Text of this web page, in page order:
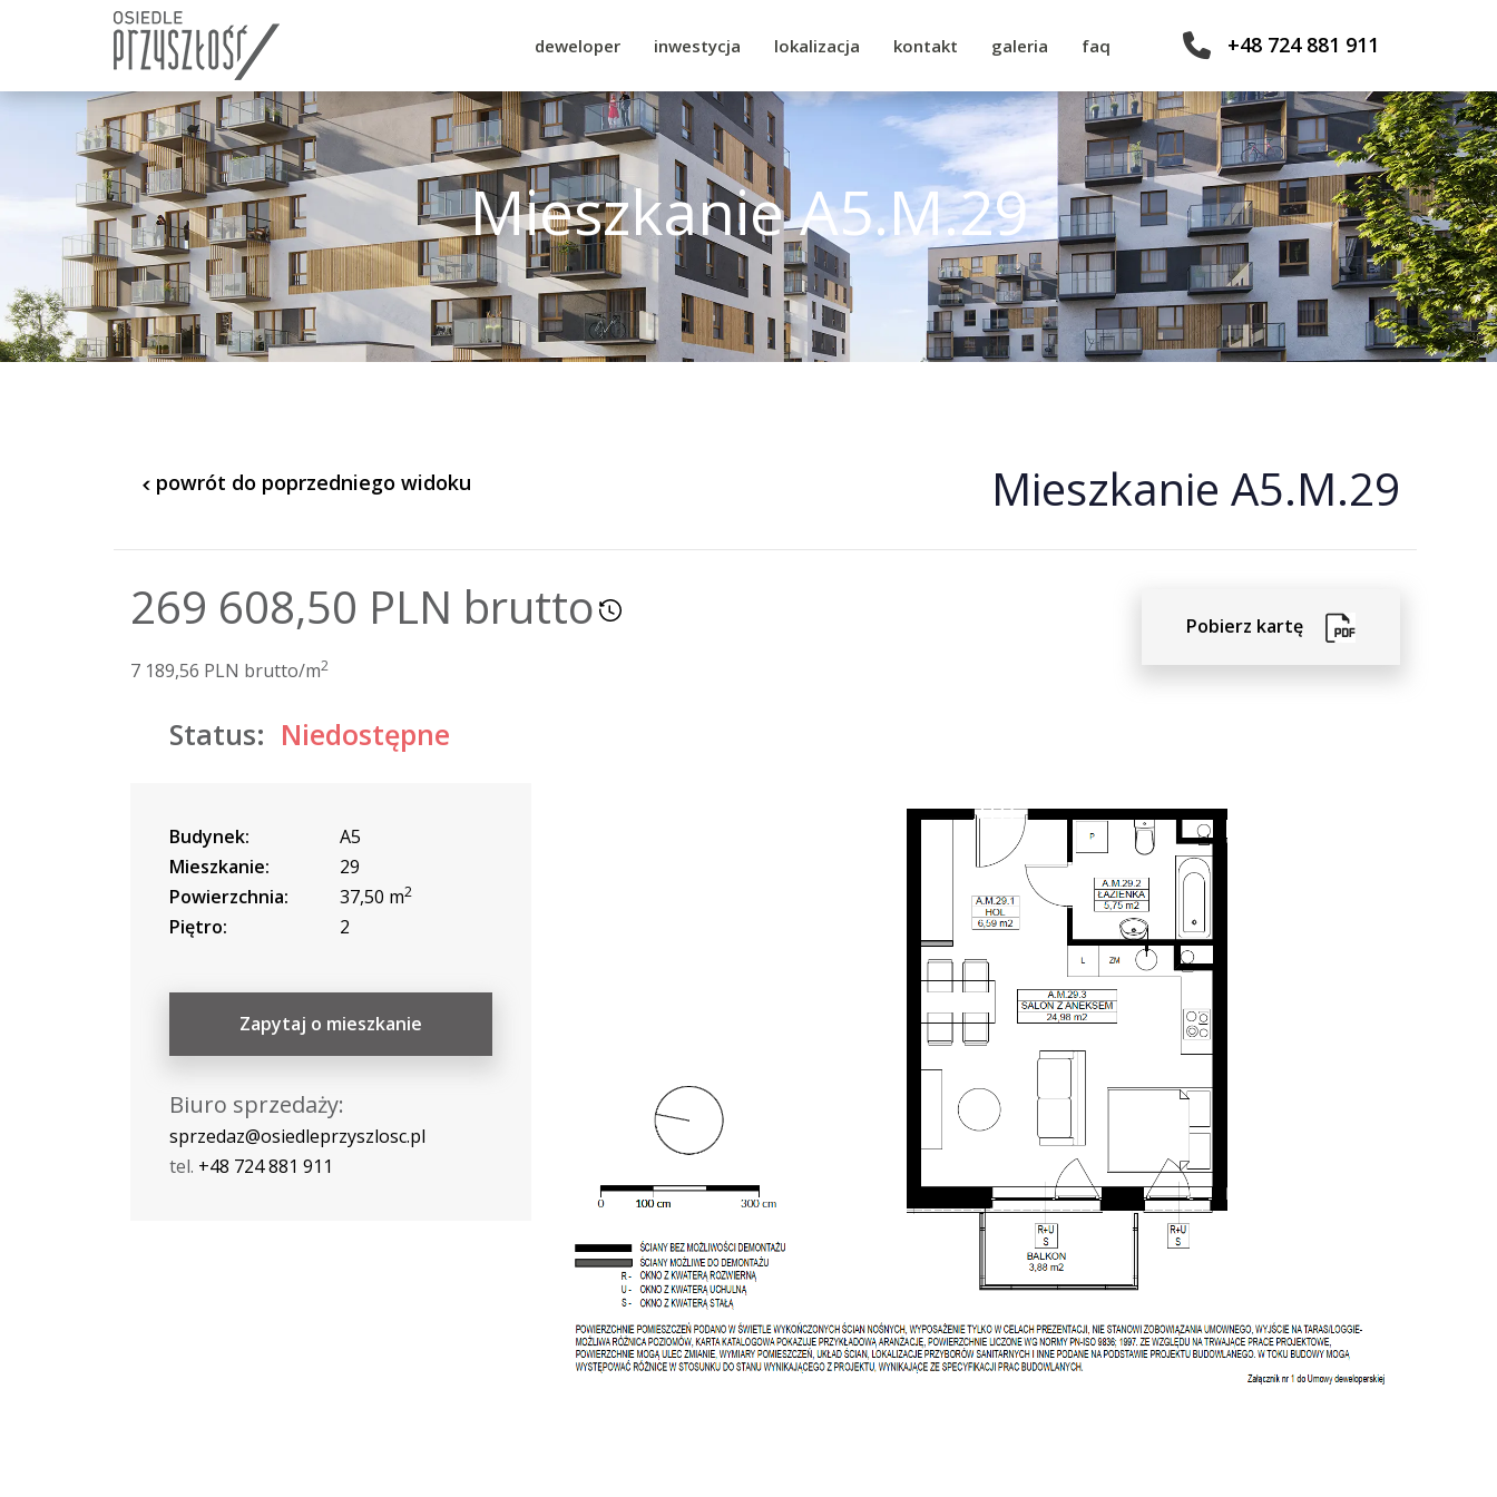
deweloper inwestycja lokalizacja kontakt galeria faq +48 724 881 911
Mieszkanie A5.M.29
powrót do poprzedniego widoku
Mieszkanie A5.M.29
269 608,50 PLN brutto
7 189,56 PLN brutto/m2
Status: Niedostępne
Pobierz kartę
Budynek:
A5
Mieszkanie:
29
Powierzchnia:
37,50 m2
Piętro: 2
Zapytaj o mieszkanie
Biuro sprzedaży:
sprzedaz@osiedleprzyszlosc.pl
tel. +48 724 881 911